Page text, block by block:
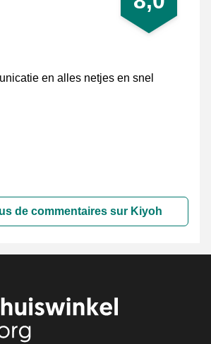
en alles netjes en snel
de commentaires sur Kiyoh